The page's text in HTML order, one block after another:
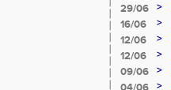
29/06
>
16/06
>
12/06
>
12/06 >
09/06
>
>